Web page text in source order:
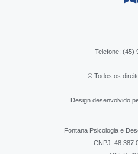
Telefone: (45)
© Todos os
Design desenvolvido
Fontana Psicologia e
CNPJ:
Acompanhamento,
amorosos, conflitos
vocacional,
burnout, terapia